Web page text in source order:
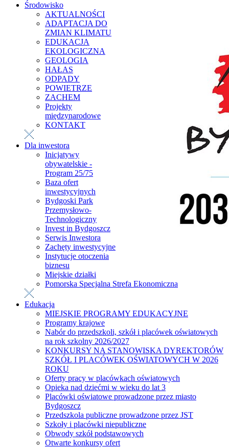
Środowisko
AKTUALNOŚCI
ADAPTACJA DO
ZMIAN KLIMATU
EDUKACJA
EKOLOGICZNA
GEOLOGIA
HAŁAS
ODPADY
POWIETRZE
ZACHEM
Projekty
międzynarodowe
KONTAKT
Dla inwestora
Inicjatywy
obywatelskie -
Program 25/75
Baza ofert
inwestycyjnych
Bydgoski Park
Przemysłowo-
Technologiczny
Invest in Bydgoszcz
Serwis Inwestora
Zachęty inwestycyjne
Instytucje otoczenia
biznesu
Miejskie działki
Pomorska Specjalna Strefa Ekonomiczna
Edukacja
MIEJSKIE PROGRAMY EDUKACYJNE
Programy krajowe
Nabór do przedszkoli, szkół i placówek oświatowych
na rok szkolny 2026/2027
KONKURSY NA STANOWISKA DYREKTORÓW
SZKÓŁ I PLACÓWEK OŚWIATOWYCH W 2026
ROKU
Oferty pracy w placówkach oświatowych
Opieka nad dziećmi w wieku do lat 3
Placówki oświatowe prowadzone przez miasto
Bydgoszcz
Przedszkola publiczne prowadzone przez JST
Szkoły i placówki niepubliczne
Obwody szkół podstawowych
Otwarte konkursy ofert